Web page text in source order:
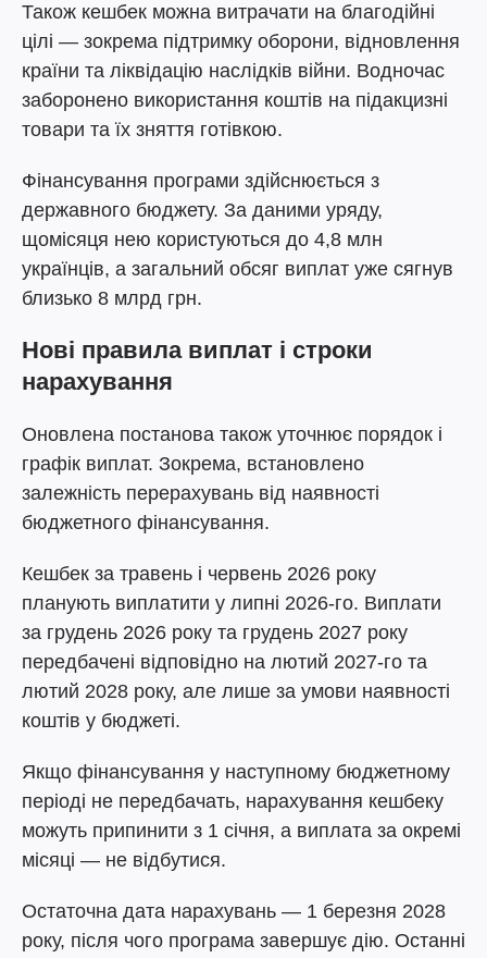
Також кешбек можна витрачати на благодійні
цілі — зокрема підтримку оборони, відновлення
країни та ліквідацію наслідків війни. Водночас
заборонено використання коштів на підакцизні
товари та їх зняття готівкою.
Фінансування програми здійснюється з
державного бюджету. За даними уряду,
щомісяця нею користуються до 4,8 млн
українців, а загальний обсяг виплат уже сягнув
близько 8 млрд грн.
Нові правила виплат і строки
нарахування
Оновлена постанова також уточнює порядок і
графік виплат. Зокрема, встановлено
залежність перерахувань від наявності
бюджетного фінансування.
Кешбек за травень і червень 2026 року
планують виплатити у липні 2026-го. Виплати
за грудень 2026 року та грудень 2027 року
передбачені відповідно на лютий 2027-го та
лютий 2028 року, але лише за умови наявності
коштів у бюджеті.
Якщо фінансування у наступному бюджетному
періоді не передбачать, нарахування кешбеку
можуть припинити з 1 січня, а виплата за окремі
місяці — не відбутися.
Остаточна дата нарахувань — 1 березня 2028
року, після чого програма завершує дію. Останні